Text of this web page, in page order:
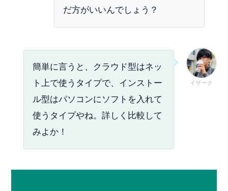
だ方がいいんでしょう？
イザーク
簡単に言うと、クラウド型はネッ
ト上で使うタイプで、インストー
ル型はパソコンにソフトを入れて
使うタイプやね。詳しく比較して
みよか！